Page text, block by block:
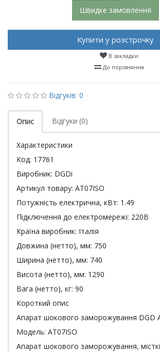
Швидке замовлення
Купити у розстрочку
В закладки
До порівняння
Відгуків: 0
Опис Відгуки (0)
Характеристики
Код: 17761
Виробник: DGDi
Артикул товару: AT07ISO
Потужність електрична, кВт: 1.49
Підключення до електромережі: 220В
Країна виробник: Італія
Довжина (нетто), мм: 750
Ширина (нетто), мм: 740
Висота (нетто), мм: 1290
Вага (нетто), кг: 90
Короткий опис
Апарат шокового заморожування DGD
Модель: AT07ISO
Апарат шокового заморожування,